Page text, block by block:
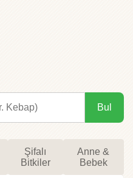
Bul
Şifalı
Bitkiler
Anne &
Bebek